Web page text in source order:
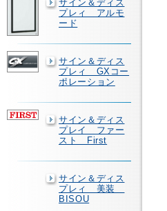
サイン＆ディス
プレィ アルモ
ード
サイン＆ディス
プレィ GXコー
ポレーション
サイン＆ディス
プレイ ファー
スト First
サイン＆ディス
プレィ 美装
BISOU